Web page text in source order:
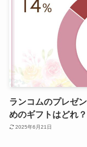
ランコムのプレゼ
めのギフトはどれ？
2025年6月21日